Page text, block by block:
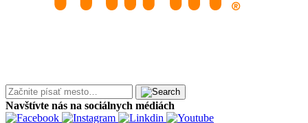
Navštívte nás na sociálnych médiách